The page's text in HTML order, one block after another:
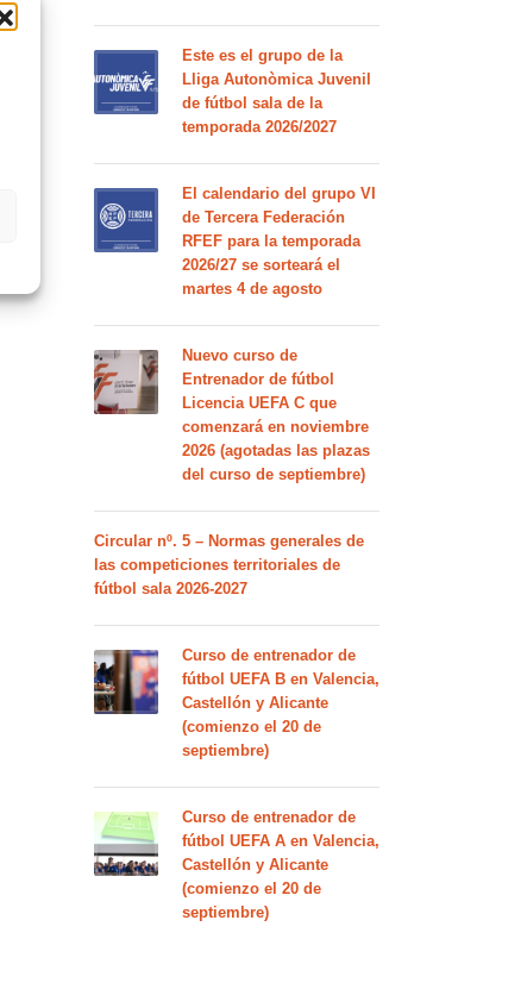
Este es el grupo de la
Lliga Autonòmica Juvenil
de fútbol sala de la
temporada 2026/2027
El calendario del grupo VI
de Tercera Federación
RFEF para la temporada
2026/27 se sorteará el
martes 4 de agosto
Nuevo curso de
Entrenador de fútbol
Licencia UEFA C que
comenzará en noviembre
2026 (agotadas las plazas
del curso de septiembre)
Circular nº. 5 – Normas generales de
las competiciones territoriales de
fútbol sala 2026-2027
Curso de entrenador de
fútbol UEFA B en Valencia,
Castellón y Alicante
(comienzo el 20 de
septiembre)
Curso de entrenador de
fútbol UEFA A en Valencia,
Castellón y Alicante
(comienzo el 20 de
septiembre)